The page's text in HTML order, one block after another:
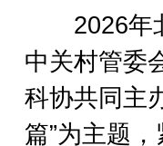
2026年北
中关村管委
科协共同主
篇”为主题